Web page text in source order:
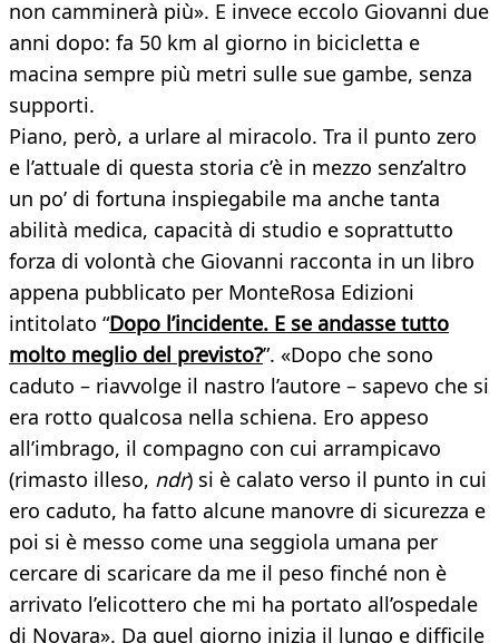
non camminerà più». E invece eccolo Giovanni due
anni dopo: fa 50 km al giorno in bicicletta e
macina sempre più metri sulle sue gambe, senza
supporti.
Piano, però, a urlare al miracolo. Tra il punto zero
e l’attuale di questa storia c’è in mezzo senz’altro
un po’ di fortuna inspiegabile ma anche tanta
abilità medica, capacità di studio e soprattutto
forza di volontà che Giovanni racconta in un libro
appena pubblicato per MonteRosa Edizioni
intitolato “Dopo l’incidente. E se andasse tutto
molto meglio del previsto?”. «Dopo che sono
caduto – riavvolge il nastro l’autore – sapevo che si
era rotto qualcosa nella schiena. Ero appeso
all’imbrago, il compagno con cui arrampicavo
(rimasto illeso, ndr) si è calato verso il punto in cui
ero caduto, ha fatto alcune manovre di sicurezza e
poi si è messo come una seggiola umana per
cercare di scaricare da me il peso finché non è
arrivato l’elicottero che mi ha portato all’ospedale
di Novara». Da quel giorno inizia il lungo e difficile